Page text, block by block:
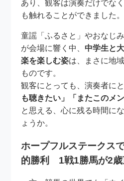
あり、観客は演奏だけでな
も触れることができました。
童謡「ふるさと」やおなじ
が会場に響く中、 中学生と
楽を楽しむ姿は、まさに地
ものです。
観客にとっても、演奏者にと
も聴きたい」「またこのメ
と思える、心に残る時間に
ょうか。
ホープフルステークス
的勝利 1戦1勝馬が2歳